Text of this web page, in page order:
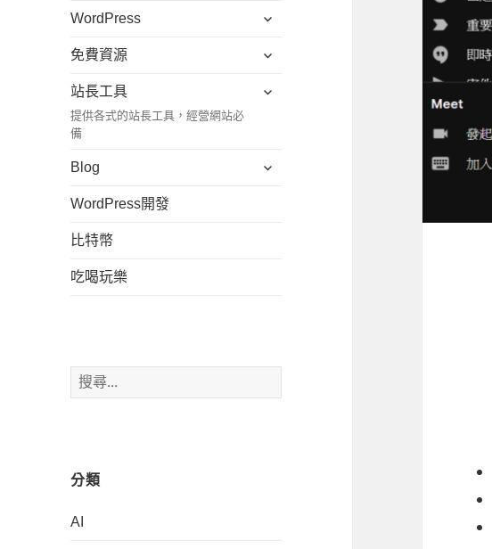
WordPress
展
子
免費資源
展
子
站長工具
提供各式的站長工具，經營網站必
備
展
單
Blog
展
WordPress開發
比特幣
吃喝玩樂
搜
尋
分類
AI